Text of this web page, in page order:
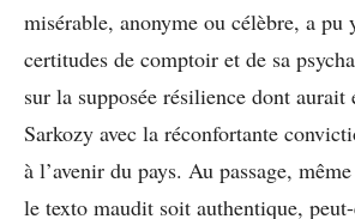
misérable, anonyme ou célèbre, a pu
certitudes de comptoir et de sa
sur la supposée résilience dont
Sarkozy avec la réconfortante
à l’avenir du pays. Au passage,
le texto maudit soit authentique,